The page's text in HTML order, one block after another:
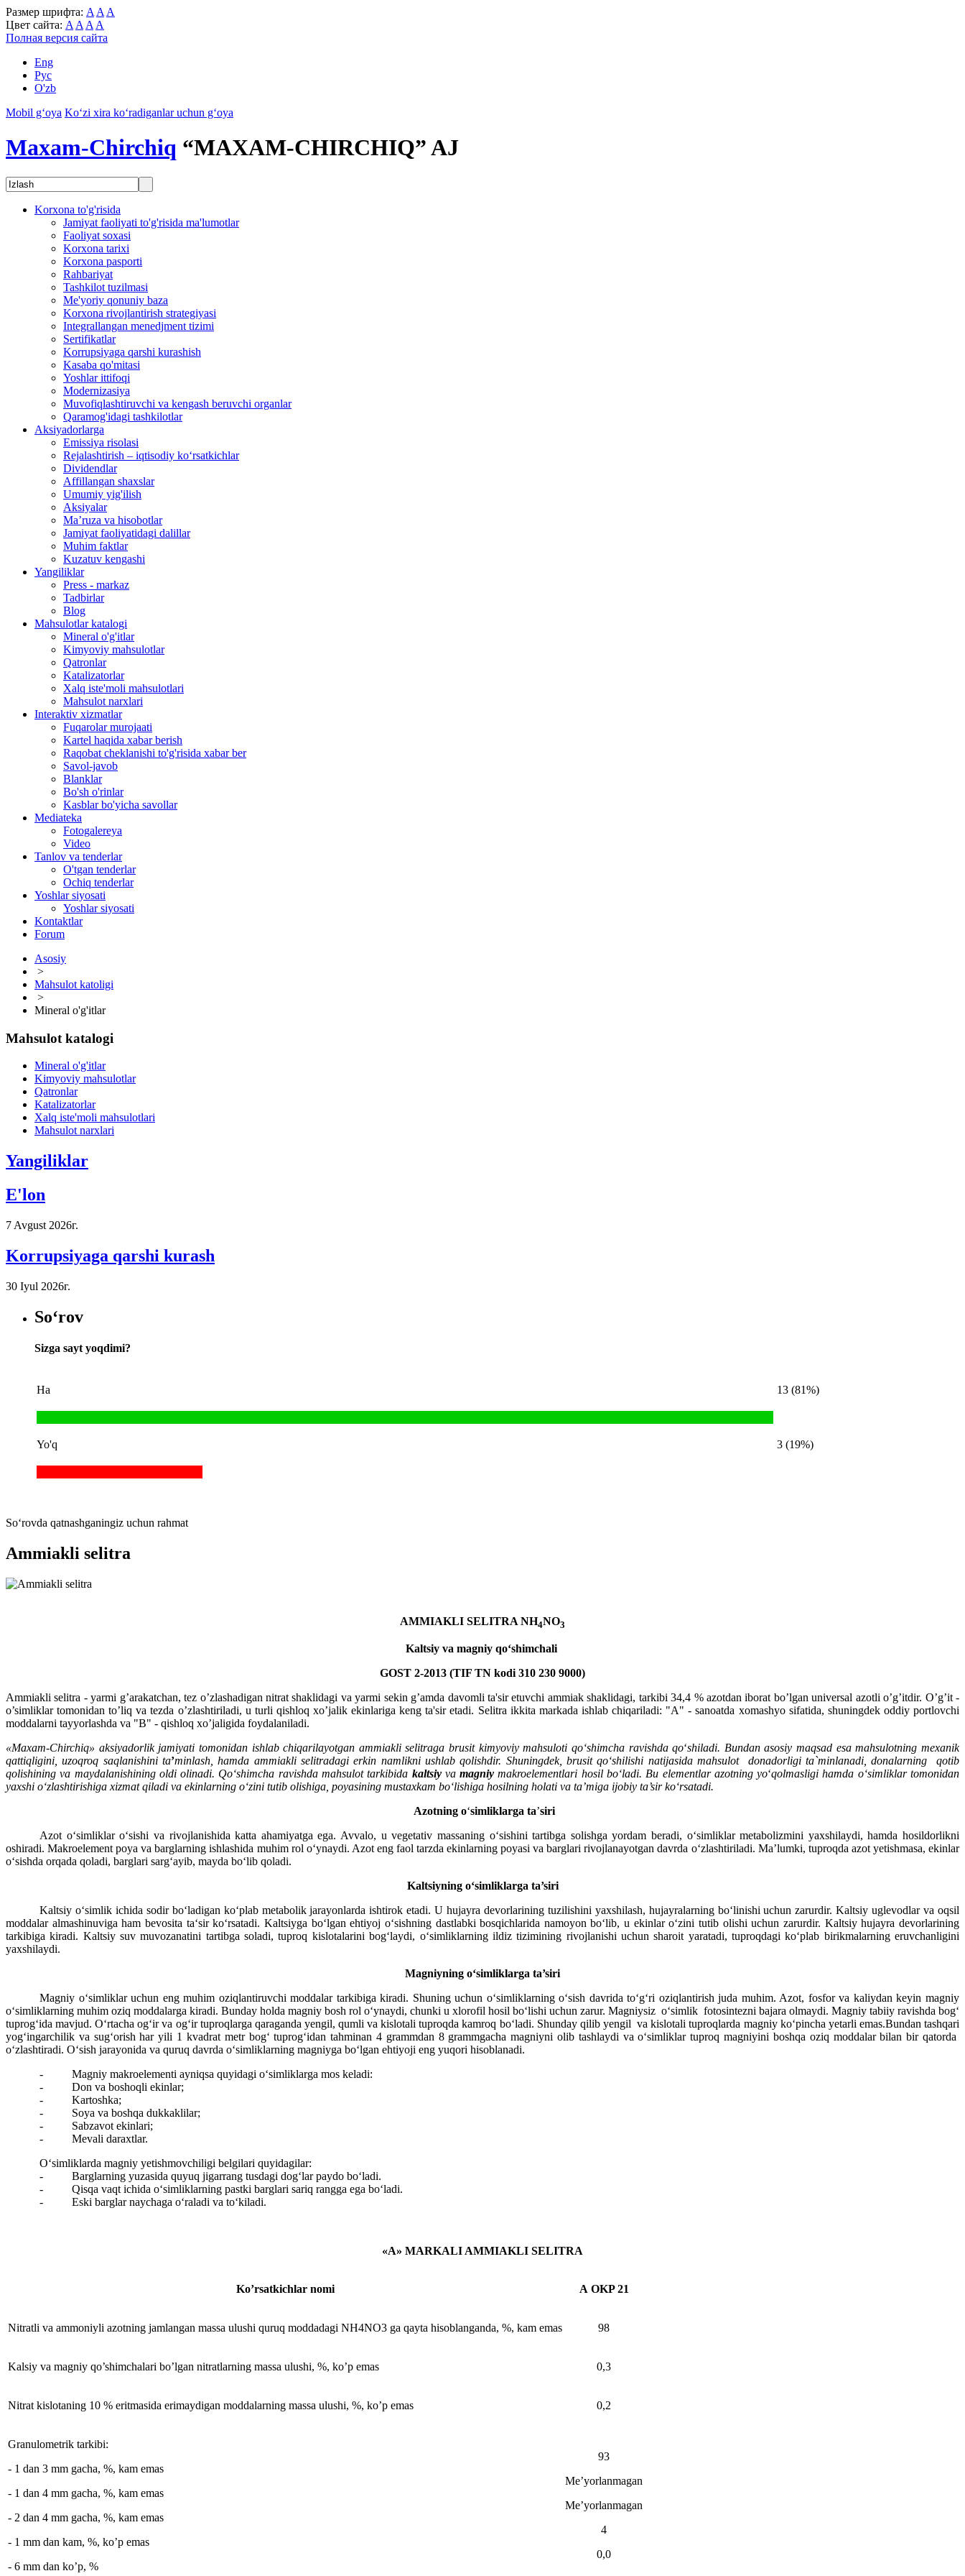
Размер шрифта: A A A
Цвет сайта: A A A A
Полная версия сайта
Eng
Рус
O'zb
Mobil g‘oya Ko‘zi xira ko‘radiganlar uchun g‘oya
Maxam-Chirchiq “MAXAM-CHIRCHIQ” AJ
Korxona to'g'risida
Jamiyat faoliyati to'g'risida ma'lumotlar
Faoliyat soxasi
Korxona tarixi
Korxona pasporti
Rahbariyat
Tashkilot tuzilmasi
Me'yoriy qonuniy baza
Korxona rivojlantirish strategiyasi
Integrallangan menedjment tizimi
Sertifikatlar
Korrupsiyaga qarshi kurashish
Kasaba qo'mitasi
Yoshlar ittifoqi
Modernizasiya
Muvofiqlashtiruvchi va kengash beruvchi organlar
Qaramog'idagi tashkilotlar
Aksiyadorlarga
Emissiya risolasi
Rejalashtirish – iqtisodiy ko‘rsatkichlar
Dividendlar
Affillangan shaxslar
Umumiy yig'ilish
Aksiyalar
Ma’ruza va hisobotlar
Jamiyat faoliyatidagi dalillar
Muhim faktlar
Kuzatuv kengashi
Yangiliklar
Press - markaz
Tadbirlar
Blog
Mahsulotlar katalogi
Mineral o'g'itlar
Kimyoviy mahsulotlar
Qatronlar
Katalizatorlar
Xalq iste'moli mahsulotlari
Mahsulot narxlari
Interaktiv xizmatlar
Fuqarolar murojaati
Kartel haqida xabar berish
Raqobat cheklanishi to'g'risida xabar ber
Savol-javob
Blanklar
Bo'sh o'rinlar
Kasblar bo'yicha savollar
Mediateka
Fotogalereya
Video
Tanlov va tenderlar
O'tgan tenderlar
Ochiq tenderlar
Yoshlar siyosati
Yoshlar siyosati
Kontaktlar
Forum
Asosiy
>
Mahsulot katoligi
>
Mineral o'g'itlar
Mahsulot katalogi
Mineral o'g'itlar
Kimyoviy mahsulotlar
Qatronlar
Katalizatorlar
Xalq iste'moli mahsulotlari
Mahsulot narxlari
Yangiliklar
E'lon
7 Avgust 2026г.
Korrupsiyaga qarshi kurash
30 Iyul 2026г.
So‘rov
Sizga sayt yoqdimi?
Ha 13 (81%)
Yo'q 3 (19%)
So‘rovda qatnashganingiz uchun rahmat
Ammiakli selitra
AMMIAKLI SELITRA NH4NO3
Kaltsiy va magniy qo‘shimchali
GOST 2-2013 (TIF TN kodi 310 230 9000)
Ammiakli selitra - yarmi g’arakatchan, tez o’zlashadigan nitrat shaklidagi va yarmi sekin g’amda davomli ta'sir etuvchi ammiak shaklidagi, tarkibi 34,4 % azotdan iborat bo’lgan universal azotli o’g’itdir. O’g’it -
o’simliklar tomonidan to’liq va tezda o’zlashtiriladi, u turli qishloq xo’jalik ekinlariga keng ta'sir etadi. Selitra ikkita markada ishlab chiqariladi: "A" - sanoatda xomashyo sifatida, shuningdek oddiy portlovchi
moddalarni tayyorlashda va "B" - qishloq xo’jaligida foydalaniladi.
«Maxam-Chirchiq» aksiyadorlik jamiyati tomonidan ishlab chiqarilayotgan ammiakli selitraga brusit kimyoviy mahsuloti qo‘shimcha ravishda qo‘shiladi. Bundan asosiy maqsad esa mahsulotning mexanik
qattiqligini, uzoqroq saqlanishini ta’minlash, hamda ammiakli selitradagi erkin namlikni ushlab qolishdir. Shuningdek, brusit qo‘shilishi natijasida mahsulot donadorligi ta`minlanadi, donalarning qotib
qolishining va maydalanishining oldi olinadi. Qo‘shimcha ravishda mahsulot tarkibida kaltsiyvamagniy makroelementlari hosil bo‘ladi. Bu elementlar azotning yo‘qolmasligi hamda o‘simliklar tomonidan
yaxshi o‘zlashtirishiga xizmat qiladi va ekinlarning o‘zini tutib olishiga, poyasining mustaxkam bo‘lishiga hosilning holati va ta’miga ijobiy ta’sir ko‘rsatadi.
Azotning o‘simliklarga ta’siri
Azot o‘simliklar o‘sishi va rivojlanishida katta ahamiyatga ega. Avvalo, u vegetativ massaning o‘sishini tartibga solishga yordam beradi, o‘simliklar metabolizmini yaxshilaydi, hamda hosildorlikni
oshiradi. Makroelement poya va barglarning ishlashida muhim rol o‘ynaydi. Azot eng faol tarzda ekinlarning poyasi va barglari rivojlanayotgan davrda o‘zlashtiriladi. Ma’lumki, tuproqda azot yetishmasa, ekinlar
o‘sishda orqada qoladi, barglari sarg‘ayib, mayda bo‘lib qoladi.
Kaltsiyning o‘simliklarga ta’siri
Kaltsiy o‘simlik ichida sodir bo‘ladigan ko‘plab metabolik jarayonlarda ishtirok etadi. U hujayra devorlarining tuzilishini yaxshilash, hujayralarning bo‘linishi uchun zarurdir. Kaltsiy uglevodlar va oqsil
moddalar almashinuviga ham bevosita ta‘sir ko‘rsatadi. Kaltsiyga bo‘lgan ehtiyoj o‘sishning dastlabki bosqichlarida namoyon bo‘lib, u ekinlar o‘zini tutib olishi uchun zarurdir. Kaltsiy hujayra devorlarining
tarkibiga kiradi. Kaltsiy suv muvozanatini tartibga soladi, tuproq kislotalarini bog‘laydi, o‘simliklarning ildiz tizimining rivojlanishi uchun sharoit yaratadi, tuproqdagi ko‘plab birikmalarning eruvchanligini
yaxshilaydi.
Magniyning o‘simliklarga ta’siri
Magniy o‘simliklar uchun eng muhim oziqlantiruvchi moddalar tarkibiga kiradi. Shuning uchun o‘simliklarning o‘sish davrida to‘g‘ri oziqlantirish juda muhim. Azot, fosfor va kaliydan keyin magniy
o‘simliklarning muhim oziq moddalarga kiradi. Bunday holda magniy bosh rol o‘ynaydi, chunki u xlorofil hosil bo‘lishi uchun zarur. Magniysiz o‘simlik fotosintezni bajara olmaydi. Magniy tabiiy ravishda bog‘
tuprog‘ida mavjud. O‘rtacha og‘ir va og‘ir tuproqlarga qaraganda yengil, qumli va kislotali tuproqda kamroq bo‘ladi. Shunday qilib yengil va kislotali tuproqlarda magniy ko‘pincha yetarli emas.Bundan tashqari
yog‘ingarchilik va sug‘orish har yili 1 kvadrat metr bog‘ tuprog‘idan tahminan 4 grammdan 8 grammgacha magniyni olib tashlaydi va o‘simliklar tuproq magniyini boshqa oziq moddalar bilan bir qatorda
o‘zlashtiradi. O‘sish jarayonida va quruq davrda o‘simliklarning magniyga bo‘lgan ehtiyoji eng yuqori hisoblanadi.
-
Magniy makroelementi ayniqsa quyidagi o‘simliklarga mos keladi:
-
Don va boshoqli ekinlar;
-
Kartoshka;
-
Soya va boshqa dukkaklilar;
-
Sabzavot ekinlari;
-
Mevali daraxtlar.
O‘simliklarda magniy yetishmovchiligi belgilari quyidagilar:
-
Barglarning yuzasida quyuq jigarrang tusdagi dog‘lar paydo bo‘ladi.
-
Qisqa vaqt ichida o‘simliklarning pastki barglari sariq rangga ega bo‘ladi.
-
Eski barglar naychaga o‘raladi va to‘kiladi.
«А» MARKALI AMMIAKLI SELITRA
Ko’rsatkichlar nomi А OKP 21
Nitratli va ammoniyli azotning jamlangan massa ulushi quruq moddadagi NH4NO3 ga qayta hisoblanganda, %, kam emas 98
Kalsiy va magniy qo’shimchalari bo’lgan nitratlarning massa ulushi, %, ko’p emas 0,3
Nitrat kislotaning 10 % eritmasida erimaydigan moddalarning massa ulushi, %, ko’p emas 0,2
Granulometrik tarkibi:
- 1 dan 3 mm gacha, %, kam emas
- 1 dan 4 mm gacha, %, kam emas
- 2 dan 4 mm gacha, %, kam emas
- 1 mm dan kam, %, ko’p emas
- 6 mm dan ko’p, %
93
Me’yorlanmagan
Me’yorlanmagan
4
0,0